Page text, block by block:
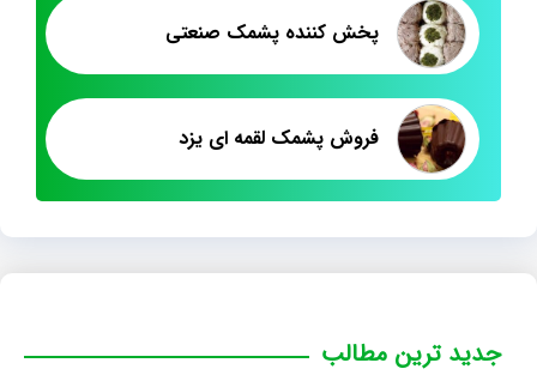
پخش کننده پشمک صنعتی
فروش پشمک لقمه ای یزد
جدید ترین مطالب